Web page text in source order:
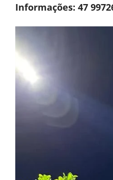
Informações: 47